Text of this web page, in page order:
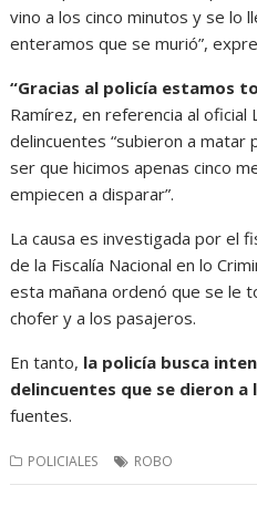
vino a los cinco minutos y se lo
enteramos que se murió”,
“Gracias al policía estamos
Ramírez, en referencia al oficial
delincuentes “subieron a
ser que hicimos apenas cinco
empiecen a disparar”.
La causa es investigada por el
de la Fiscalía Nacional en lo
esta mañana ordenó que se le
chofer y a los pasajeros.
En tanto, la policía busca
delincuentes que se dieron a
fuentes.
POLICIALES ROBO